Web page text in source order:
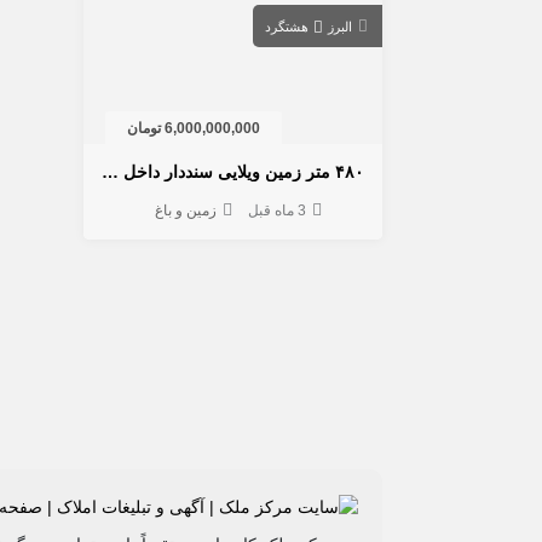
البرز هشتگرد
6,000,000,000 تومان
۴۸۰ متر زمین ویلایی سنددار داخل بافت و طرح هادی هشتگرد
3 ماه قبل زمین و باغ